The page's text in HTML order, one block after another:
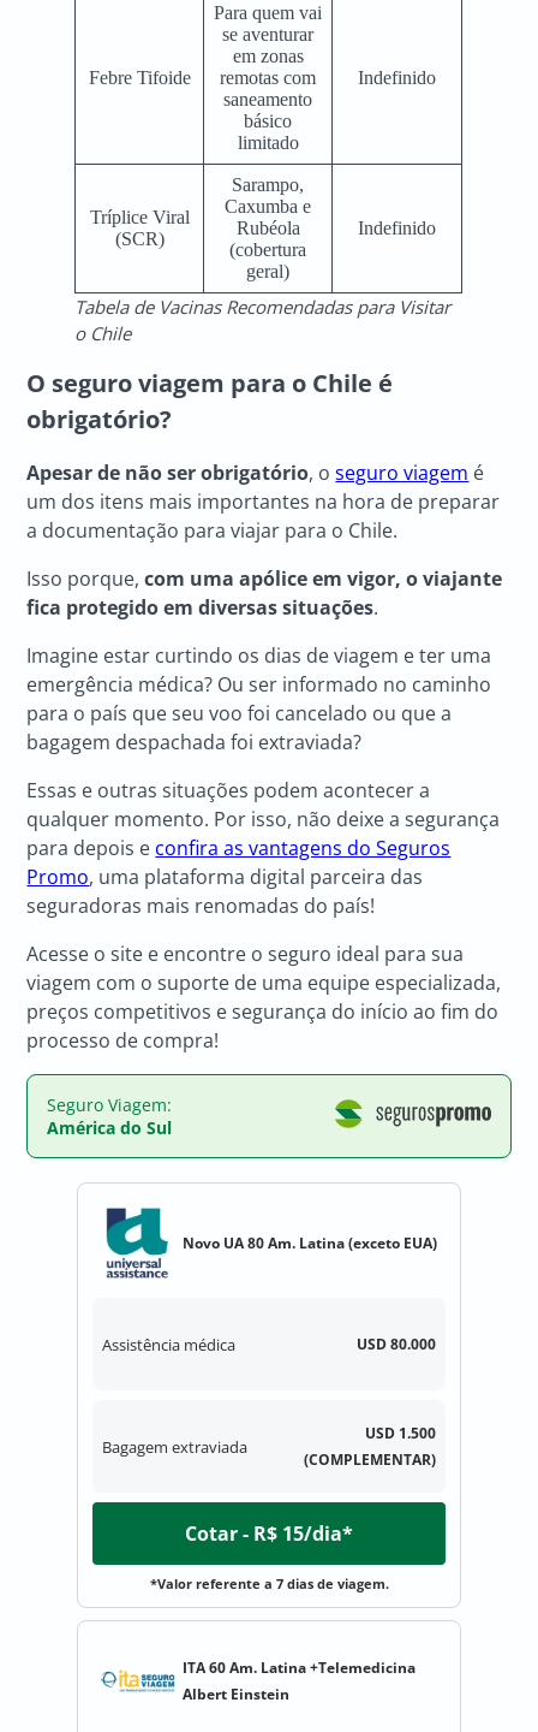
Febre Tifoide
Para quem vai
se aventurar
em zonas
remotas com
saneamento
básico
limitado
Indefinido
Tríplice Viral
(SCR)
Sarampo,
Caxumba e
Rubéola
(cobertura
geral)
Indefinido
Tabela de Vacinas Recomendadas para Visitar
o Chile
O seguro viagem para o Chile é
obrigatório?
Apesar de não ser obrigatório, oseguro viagem é
um dos itens mais importantes na hora de preparar
a documentação para viajar para o Chile.
Isso porque,com uma apólice em vigor, o viajante
fica protegido em diversas situações.
Imagine estar curtindo os dias de viagem e ter uma
emergência médica? Ou ser informado no caminho
para o país que seu voo foi cancelado ou que a
bagagem despachada foi extraviada?
Essas e outras situações podem acontecer a
qualquer momento. Por isso, não deixe a segurança
para depois e confira as vantagens do Seguros
Promo, uma plataforma digital parceira das
seguradoras mais renomadas do país!
Acesse o site e encontre o seguro ideal para sua
viagem com o suporte de uma equipe especializada,
preços competitivos e segurança do início ao fim do
processo de compra!
Seguro Viagem:
América do Sul
Novo UA 80 Am. Latina (exceto EUA)
Assistência médica USD 80.000
Bagagem extraviada
USD 1.500
(COMPLEMENTAR)
Cotar - R$ 15/dia*
*Valor referente a 7 dias de viagem.
ITA 60 Am. Latina +Telemedicina
Albert Einstein